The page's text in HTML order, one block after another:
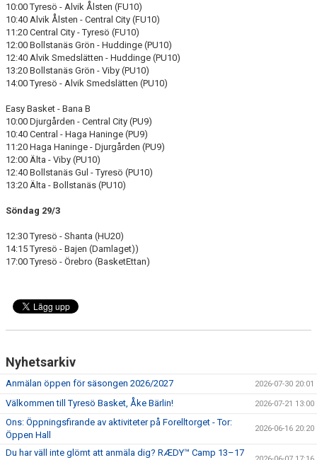
10:00 Tyresö - Alvik Ålsten (FU10)
10:40 Alvik Ålsten - Central City (FU10)
11:20 Central City - Tyresö (FU10)
12:00 Bollstanäs Grön - Huddinge (PU10)
12:40 Alvik Smedslätten - Huddinge (PU10)
13:20 Bollstanäs Grön - Viby (PU10)
14:00 Tyresö - Alvik Smedslätten (PU10)
Easy Basket - Bana B
10:00 Djurgården - Central City (PU9)
10:40 Central - Haga Haninge (PU9)
11:20 Haga Haninge - Djurgården (PU9)
12:00 Älta - Viby (PU10)
12:40 Bollstanäs Gul - Tyresö (PU10)
13:20 Älta - Bollstanäs (PU10)
Söndag 29/3
12:30 Tyresö - Shanta (HU20)
14:15 Tyresö - Bajen (Damlaget))
17:00 Tyresö - Örebro (BasketEttan)
Nyhetsarkiv
Anmälan öppen för säsongen 2026/2027 2026-07-30 20:01
Välkommen till Tyresö Basket, Åke Bärlin! 2026-07-21 13:00
Ons: Öppningsfirande av aktiviteter på Forelltorget - Tor:
Öppen Hall
2026-06-16 20:20
Du har väll inte glömt att anmäla dig? RÆDY™ Camp 13–17